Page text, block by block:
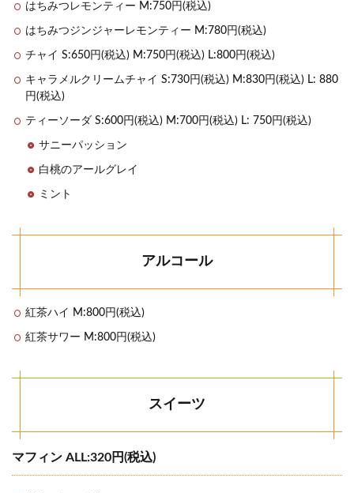
はちみつレモンティー M:750円(税込)
はちみつジンジャーレモンティー M:780円(税込)
チャイ S:650円(税込) M:750円(税込) L:800円(税込)
キャラメルクリームチャイ S:730円(税込) M:830円(税込) L: 880
円(税込)
ティーソーダ S:600円(税込) M:700円(税込) L: 750円(税込)
サニーパッション
白桃のアールグレイ
ミント
アルコール
紅茶ハイ M:800円(税込)
紅茶サワー M:800円(税込)
スイーツ
マフィン ALL:320円(税込)